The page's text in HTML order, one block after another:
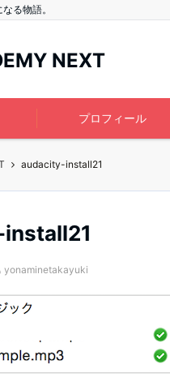
る物語。
NEXT
プロフィール
audacity-install21
yonaminetakayuki